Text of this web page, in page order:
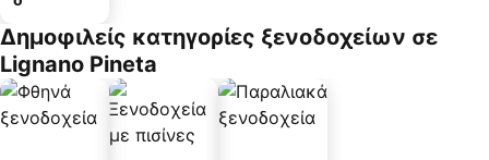
Δημοφιλείς κατηγορίες ξενοδοχείων σε
Lignano Pineta